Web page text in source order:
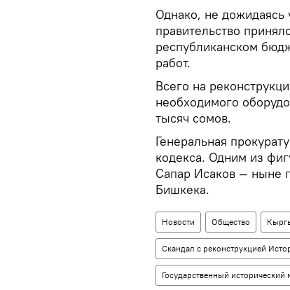
Однако, не дожидаясь
правительство
республиканском
работ.
Всего на
необходимого
тысяч сомов.
Генеральная
кодекса. Одним из
Сапар Исаков — ныне
Бишкека.
Новости Общество
Скандал с реконструкцией
Государственный